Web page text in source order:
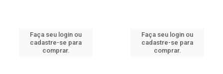
Faça seu login ou
cadastre-se para
comprar.
Faça seu login ou
cadastre-se para
comprar.